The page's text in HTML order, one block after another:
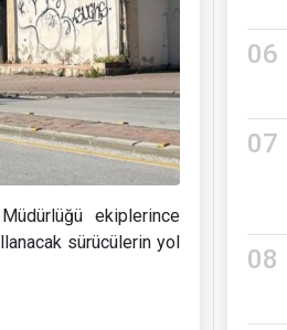
ekiplerince
sürücülerin yol
06
07
08